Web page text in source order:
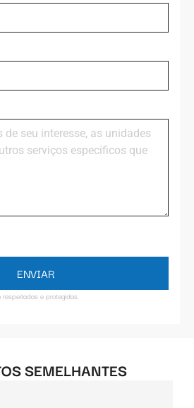
ENVIAR
e protegidas.
SEMELHANTES